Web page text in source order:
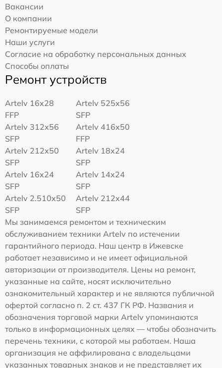
Вакансии
О компании
Ремонтируемые модели
Наши услуги
Согласие на обработку персональных данных
Способы оплаты
Ремонт устройств
Artelv 16x28
FFP
Artelv 525x56
SFP
Artelv 312x56
SFP
Artelv 416x50
FFP
Artelv 212x50
SFP
Artelv 18x24
SFP
Artelv 16x24
SFP
Artelv 14x24
SFP
Artelv 2.510x50
SFP
Artelv 212x44
SFP
Мы занимаемся ремонтом и техническим
обслуживанием техники Artelv по истечении
гарантийного периода. Наш центр в Ижевске
работает независимо и не имеет официальной
авторизации от производителя. Цены на ремонт,
указанные на сайте, носят исключительно
ознакомительный характер и не являются публичной
офертой согласно п. 2 ст. 437 ГК РФ. Названия и
обозначения торговой марки Artelv упоминаются
только в информационных целях — чтобы обозначить
перечень техники, с которой мы работаем. Наша
организация не аффилирована с владельцами
указанных товарных знаков и не представляет их